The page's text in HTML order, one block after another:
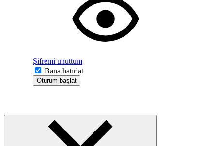
Şifremi unuttum
Bana hatırlat
Oturum başlat